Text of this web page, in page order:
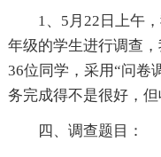
1、5月22日上午
年级的学生进行调查
36位同学，采用“问卷
务完成得不是很好，但
四、调查题目：